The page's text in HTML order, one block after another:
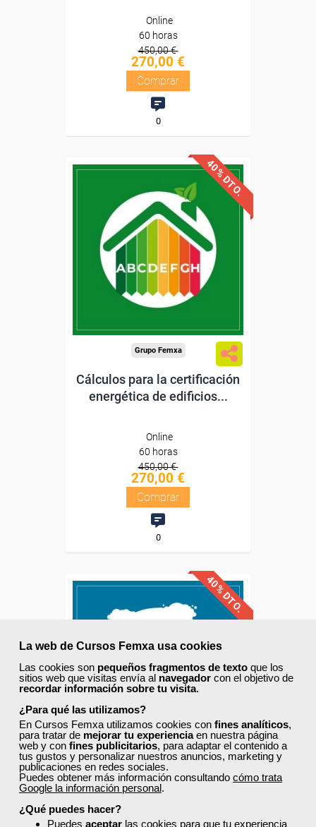
La web de Cursos Femxa usa cookies
Las cookies son pequeños fragmentos de texto que los
sitios web que visitas envía al navegador con el objetivo de
recordar información sobre tu visita.
¿Para qué las utilizamos?
En Cursos Femxa utilizamos cookies con fines analíticos,
para tratar de mejorar tu experienciaen nuestra página
web y con fines publicitarios, para adaptar el contenido a
tus gustos y personalizar nuestros anuncios, marketing y
publicaciones en redes sociales.
Puedes obtener más información consultando cómo trata
Google la información personal.
¿Qué puedes hacer?
Puedes aceptar las cookies para que tu experiencia
Online
60 horas
450,00 €
270,00 €
Comprar
0
40% DTO.
Descuentos especiales
Sin requisitos de acceso
Diploma
Grupo Femxa
Cálculos para la certificación
energética de edificios...
Online
60 horas
450,00 €
270,00 €
Comprar
0
40% DTO.
Sin requisitos de acceso
Diploma
Compra segura
Grupo Femxa
Eficiencia energética